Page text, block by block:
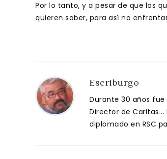
Por lo tanto, y a pesar de que los
quieren saber, para así no
Escriburgo
Durante 30 años fue
Director de
diplomado en RSC